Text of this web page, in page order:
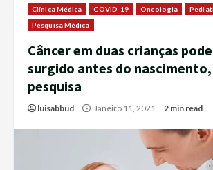
Clínica Médica COVID-19 Oncologia
Pesquisa Médica
Câncer em duas crianças
surgido antes do
pesquisa
luisabbud Janeiro 11, 2021 2 min read